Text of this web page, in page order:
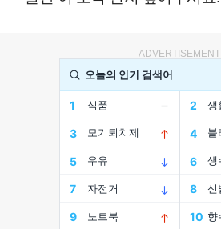
ADVERTISEMENT